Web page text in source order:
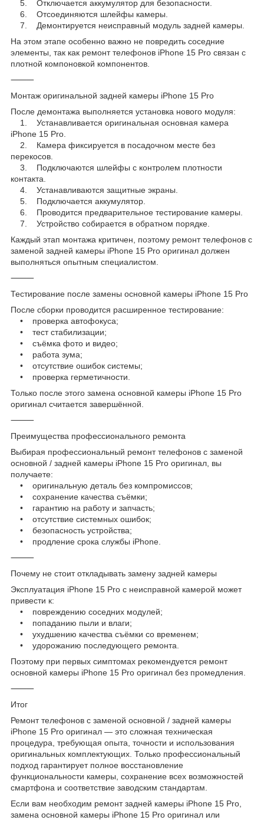
5. Отключается аккумулятор для безопасности.
6. Отсоединяются шлейфы камеры.
7. Демонтируется неисправный модуль задней камеры.
На этом этапе особенно важно не повредить соседние
элементы, так как ремонт телефонов iPhone 15 Pro связан с
плотной компоновкой компонентов.
⸻
Монтаж оригинальной задней камеры iPhone 15 Pro
После демонтажа выполняется установка нового модуля:
1. Устанавливается оригинальная основная камера
iPhone 15 Pro.
2. Камера фиксируется в посадочном месте без
перекосов.
3. Подключаются шлейфы с контролем плотности
контакта.
4. Устанавливаются защитные экраны.
5. Подключается аккумулятор.
6. Проводится предварительное тестирование камеры.
7. Устройство собирается в обратном порядке.
Каждый этап монтажа критичен, поэтому ремонт телефонов с
заменой задней камеры iPhone 15 Pro оригинал должен
выполняться опытным специалистом.
⸻
Тестирование после замены основной камеры iPhone 15 Pro
После сборки проводится расширенное тестирование:
• проверка автофокуса;
• тест стабилизации;
• съёмка фото и видео;
• работа зума;
• отсутствие ошибок системы;
• проверка герметичности.
Только после этого замена основной камеры iPhone 15 Pro
оригинал считается завершённой.
⸻
Преимущества профессионального ремонта
Выбирая профессиональный ремонт телефонов с заменой
основной / задней камеры iPhone 15 Pro оригинал, вы
получаете:
• оригинальную деталь без компромиссов;
• сохранение качества съёмки;
• гарантию на работу и запчасть;
• отсутствие системных ошибок;
• безопасность устройства;
• продление срока службы iPhone.
⸻
Почему не стоит откладывать замену задней камеры
Эксплуатация iPhone 15 Pro с неисправной камерой может
привести к:
• повреждению соседних модулей;
• попаданию пыли и влаги;
• ухудшению качества съёмки со временем;
• удорожанию последующего ремонта.
Поэтому при первых симптомах рекомендуется ремонт
основной камеры iPhone 15 Pro оригинал без промедления.
⸻
Итог
Ремонт телефонов с заменой основной / задней камеры
iPhone 15 Pro оригинал — это сложная техническая
процедура, требующая опыта, точности и использования
оригинальных комплектующих. Только профессиональный
подход гарантирует полное восстановление
функциональности камеры, сохранение всех возможностей
смартфона и соответствие заводским стандартам.
Если вам необходим ремонт задней камеры iPhone 15 Pro,
замена основной камеры iPhone 15 Pro оригинал или